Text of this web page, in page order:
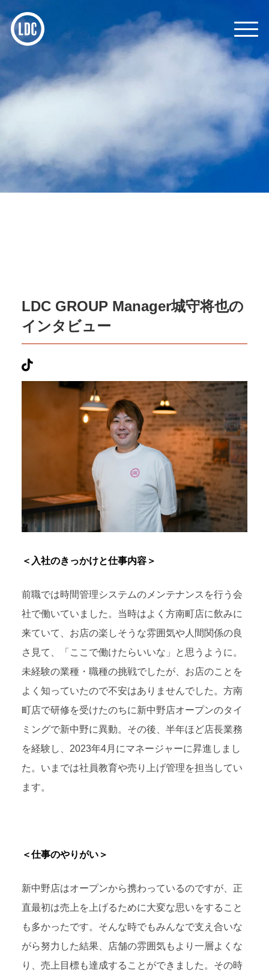
LDC GROUP Manager城守将也の
インタビュー
＜入社のきっかけと仕事内容＞
前職では時間管理システムのメンテナンスを行う会
社で働いていました。当時はよく方南町店に飲みに
来ていて、お店の楽しそうな雰囲気や人間関係の良
さ見て、「ここで働けたらいいな」と思うように。
未経験の業種・職種の挑戦でしたが、お店のことを
よく知っていたので不安はありませんでした。方南
町店で研修を受けたのちに新中野店オープンのタイ
ミングで新中野に異動。その後、半年ほど店長業務
を経験し、2023年4月にマネージャーに昇進しまし
た。いまでは社員教育や売り上げ管理を担当してい
ます。
＜仕事のやりがい＞
新中野店はオープンから携わっているのですが、正
直最初は売上を上げるために大変な思いをすること
も多かったです。そんな時でもみんなで支え合いな
がら努力した結果、店舗の雰囲気もより一層よくな
り、売上目標も達成することができました。その時